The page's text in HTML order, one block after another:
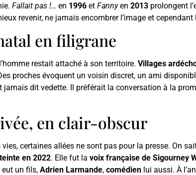
Fallait pas !… en 1996 et Fannyen 2013 prolongent
revenir, ne jamais encombrer l’image et cependant
en filigrane
restait attaché à son territoire. Villages
proches évoquent un voisin discret, un ami
jamais dit vedette. Il préférait la conversation à la
en clair-obscur
certaines allées ne sont pas pour la presse. On
en 2022. Elle fut la voix française de Sigourney
eut un fils, Adrien Larmande, comédien lui aussi. À